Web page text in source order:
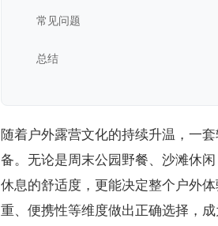
常见问题
总结
随着户外露营文化的持续升温，一
备。无论是周末公园野餐、沙滩休
休息的舒适度，更能决定整个户外
重、便携性等维度做出正确选择，